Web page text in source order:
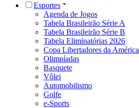
Esportes
Agenda de Jogos
Tabela Brasileirão Série A
Tabela Brasileirão Série B
Tabela Eliminatórias 2026
Copa Libertadores da América
Olimpíadas
Basquete
Vôlei
Automobilismo
Golfe
e-Sports